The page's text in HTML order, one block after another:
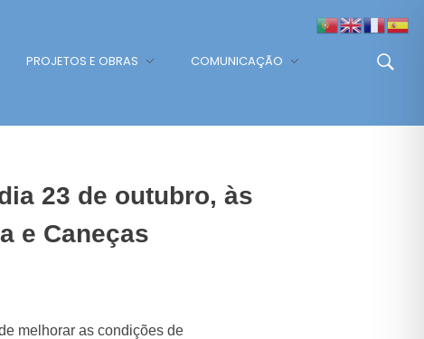
PROJETOS E OBRAS COMUNICAÇÃO
23 de outubro, às
e Caneças
melhorar as condições de